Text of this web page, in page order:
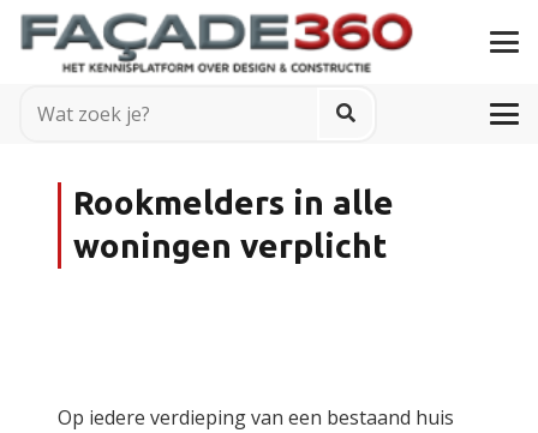
Rookmelders in alle
woningen verplicht
Op iedere verdieping van een bestaand huis